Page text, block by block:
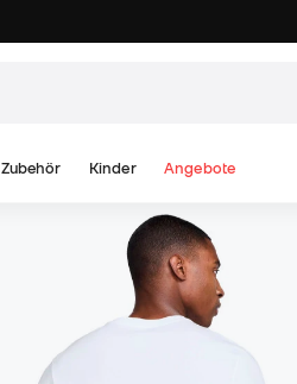
Zubehör Kinder Angebote